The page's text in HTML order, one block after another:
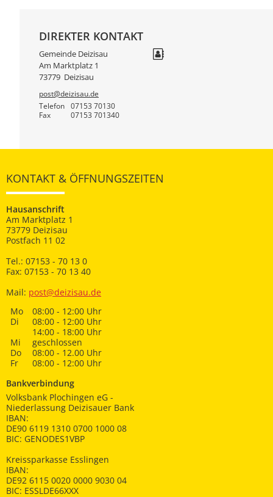
DIREKTER KONTAKT
Gemeinde Deizisau
Am Marktplatz 1
73779 Deizisau
post@deizisau.de
Telefon
07153 70130
Fax 07153 701340
KONTAKT & ÖFFNUNGSZEITEN
Hausanschrift
Am Marktplatz 1
73779 Deizisau
Postfach 11 02
Tel.: 07153 - 70 13 0
Fax: 07153 - 70 13 40
Mail: post@deizisau.de
Mo
08:00 - 12:00 Uhr
Di
08:00 - 12:00 Uhr
14:00 - 18:00 Uhr
Mi
geschlossen
Do
08:00 - 12.00 Uhr
Fr
08:00 - 12:00 Uhr
Bankverbindung
Volksbank Plochingen eG -
Niederlassung Deizisauer Bank
IBAN:
DE90 6119 1310 0700 1000 08
BIC: GENODES1VBP
Kreissparkasse Esslingen
IBAN:
DE92 6115 0020 0000 9030 04
BIC: ESSLDE66XXX